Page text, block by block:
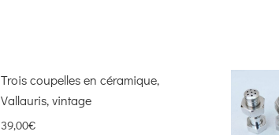
Trois coupelles en céramique,
Vallauris, vintage
39,00€